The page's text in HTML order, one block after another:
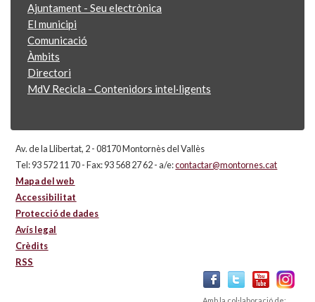
Ajuntament - Seu electrònica
El municipi
Comunicació
Àmbits
Directori
MdV Recicla - Contenidors intel·ligents
Av. de la Llibertat, 2 - 08170 Montornès del Vallès
Tel: 93 572 11 70 - Fax: 93 568 27 62 - a/e:contactar@montornes.cat
Mapa del web
Accessibilitat
Protecció de dades
Avís legal
Crèdits
RSS
Amb la col·laboració de: